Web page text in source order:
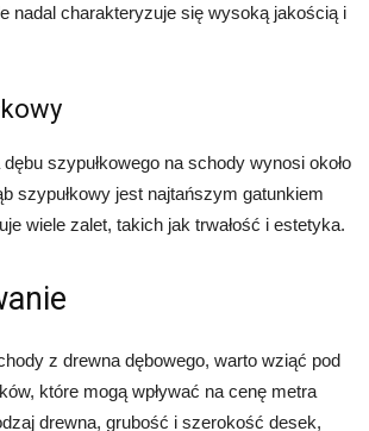
nadal charakteryzuje się wysoką jakością i
szypułkowego na schody wynosi około
szypułkowy jest najtańszym gatunkiem
wiele zalet, takich jak trwałość i estetyka.
z drewna dębowego, warto wziąć pod
które mogą wpływać na cenę metra
drewna, grubość i szerokość desek,